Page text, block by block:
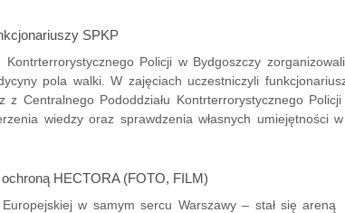
SPKP
Kontrterrorystycznego Policji w Bydgoszczy zorganizowali
pola walki. W zajęciach uczestniczyli
Centralnego Pododdziału Kontrterrorystycznego Policji
wiedzy oraz sprawdzenia własnych umiejętności w
HECTORA (FOTO, FILM)
w samym sercu Warszawy – stał się areną